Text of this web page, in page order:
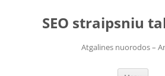
contentSEO straipsniu
Atgalines nuorodos –